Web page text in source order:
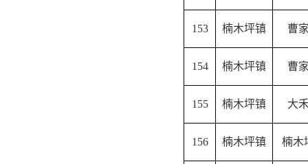
153 楠木坪镇 曹
154 楠木坪镇 曹
155 楠木坪镇 大
156 楠木坪镇 楠木